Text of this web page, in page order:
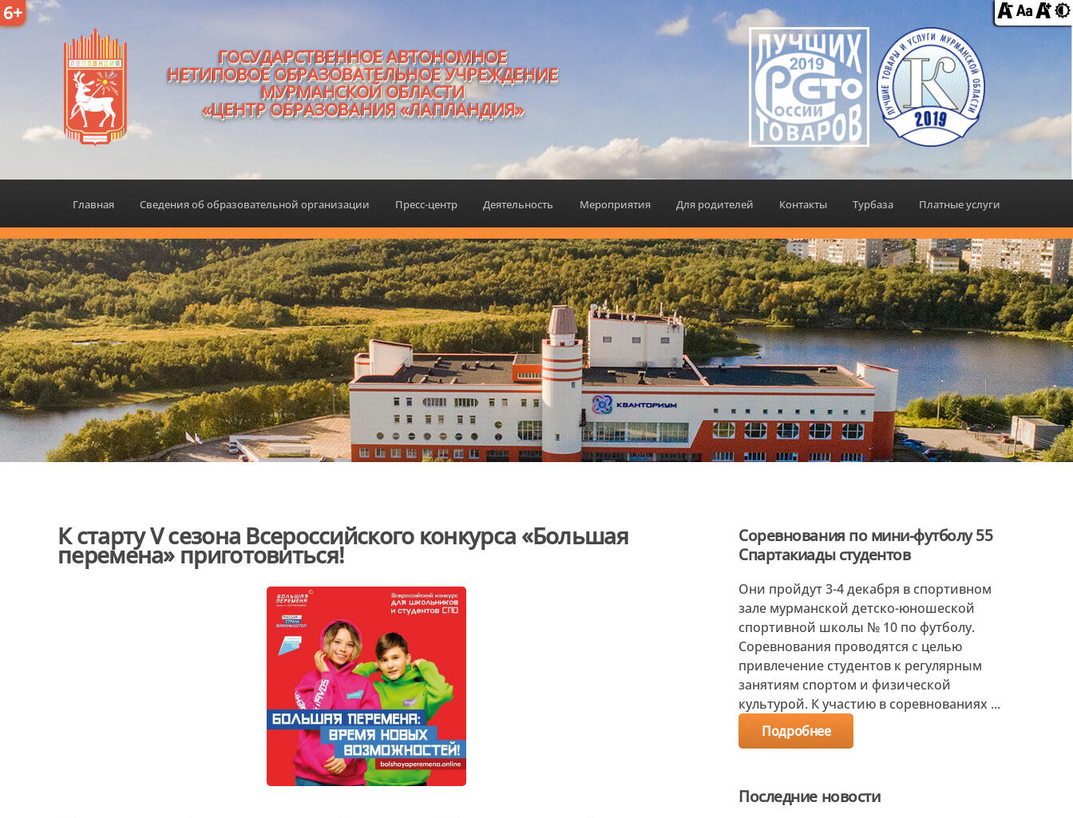
6+
ГОСУДАРСТВЕННОЕ АВТОНОМНОЕ
НЕТИПОВОЕ ОБРАЗОВАТЕЛЬНОЕ УЧРЕЖДЕНИЕ
МУРМАНСКОЙ ОБЛАСТИ
«ЦЕНТР ОБРАЗОВАНИЯ «ЛАПЛАНДИЯ»
Главная Сведения об образовательной организации Пресс-центр Деятельность Мероприятия Для родителей Контакты Турбаза Платные услуги
К старту V сезона Всероссийского конкурса «Большая
перемена» приготовиться!
Соревнования по мини-футболу 55
Спартакиады студентов
Они пройдут 3-4 декабря в спортивном
зале мурманской детско-юношеской
спортивной школы № 10 по футболу.
Соревнования проводятся с целью
привлечение студентов к регулярным
занятиям спортом и физической
культурой. К участию в соревнованиях ...
Подробнее
Последние новости